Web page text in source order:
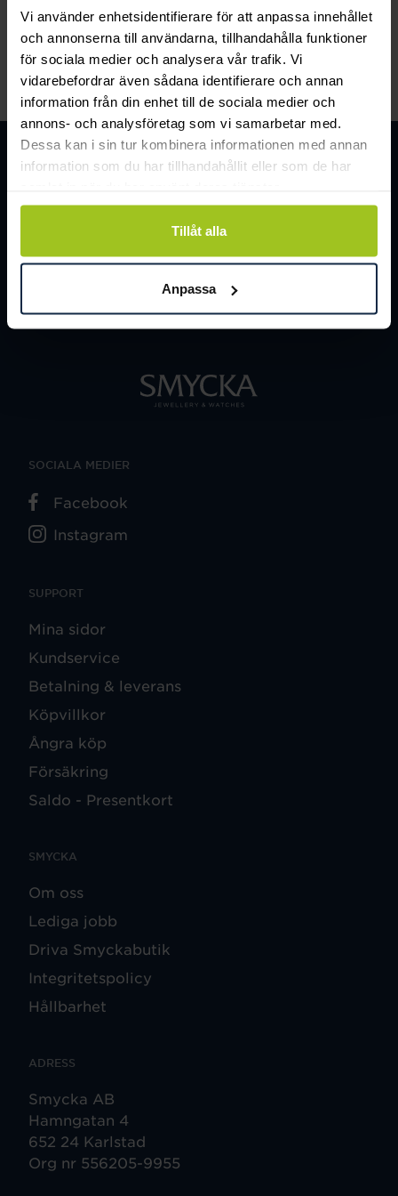
Vi använder enhetsidentifierare för att anpassa innehållet
och annonserna till användarna, tillhandahålla funktioner
för sociala medier och analysera vår trafik. Vi
vidarebefordrar även sådana identifierare och annan
information från din enhet till de sociala medier och
annons- och analysföretag som vi samarbetar med.
Dessa kan i sin tur kombinera informationen med annan
information som du har tillhandahållit eller som de har
Tillåt alla
Anpassa
och människor.
LÄS MER
SUPPORT
Mina sidor
Kundservice
Betalning & leverans
Köpvillkor
Ångra köp
Försäkring
Saldo - Presentkort
SMYCKA
Om oss
Lediga jobb
Driva Smyckabutik
Integritetspolicy
Hållbarhet
ADRESS
Smycka AB
Hamngatan 4
652 24 Karlstad
Org nr 556205-9955
SOCIALA MEDIER
Facebook
Instagram